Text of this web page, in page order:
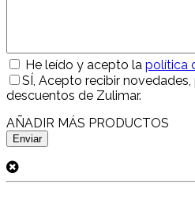
He leído y acepto la política
SÍ, Acepto recibir
descuentos de Zulimar.
AÑADIR MÁS PRODUCTOS